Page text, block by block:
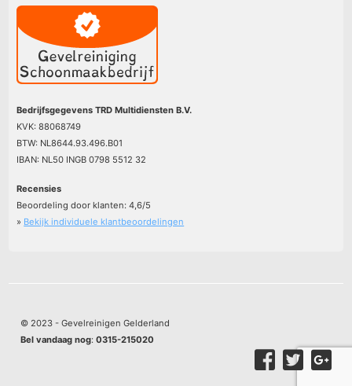
Bedrijfsgegevens TRD Multidiensten B.V.
KVK: 88068749
BTW: NL8644.93.496.B01
IBAN: NL50 INGB 0798 5512 32
Recensies
Beoordeling door klanten:4,6/5
» Bekijk individuele klantbeoordelingen
© 2023 - Gevelreinigen Gelderland
Bel vandaag nog:0315-215020